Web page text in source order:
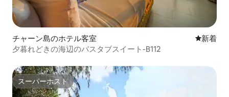
チャーン島のホテル客室 新しい宿
新着
夕暮れどきの海辺のバスタブスイート-B112
スーパーホスト
スーパーホスト